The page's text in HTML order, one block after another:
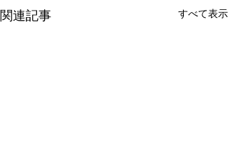
関連記事 すべて表示